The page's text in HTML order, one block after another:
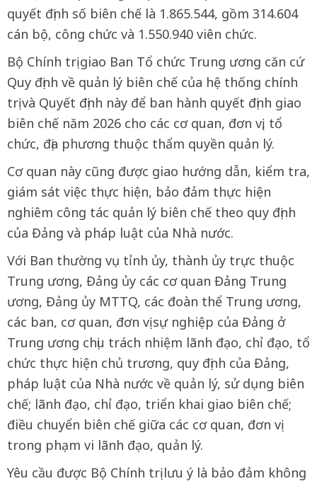
quyết định số biên chế là 1.865.544, gồm 314.604
cán bộ, công chức và 1.550.940 viên chức.
Bộ Chính trị giao Ban Tổ chức Trung ương căn cứ
Quy định về quản lý biên chế của hệ thống chính
trị và Quyết định này để ban hành quyết định giao
biên chế năm 2026 cho các cơ quan, đơn vị, tổ
chức, địa phương thuộc thẩm quyền quản lý.
Cơ quan này cũng được giao hướng dẫn, kiểm tra,
giám sát việc thực hiện, bảo đảm thực hiện
nghiêm công tác quản lý biên chế theo quy định
của Đảng và pháp luật của Nhà nước.
Với Ban thường vụ tỉnh ủy, thành ủy trực thuộc
Trung ương, Đảng ủy các cơ quan Đảng Trung
ương, Đảng ủy MTTQ, các đoàn thể Trung ương,
các ban, cơ quan, đơn vị sự nghiệp của Đảng ở
Trung ương chịu trách nhiệm lãnh đạo, chỉ đạo, tổ
chức thực hiện chủ trương, quy định của Đảng,
pháp luật của Nhà nước về quản lý, sử dụng biên
chế; lãnh đạo, chỉ đạo, triển khai giao biên chế;
điều chuyển biên chế giữa các cơ quan, đơn vị
trong phạm vi lãnh đạo, quản lý.
Yêu cầu được Bộ Chính trị lưu ý là bảo đảm không